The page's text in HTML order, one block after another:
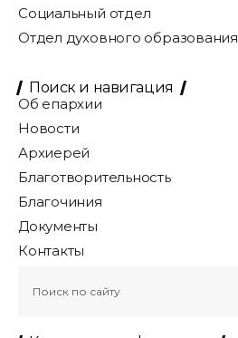
Социальный отдел
Отдел духовного образования
Поиск и навигация
Об епархии
Новости
Архиерей
Благотворительность
Благочиния
Документы
Контакты